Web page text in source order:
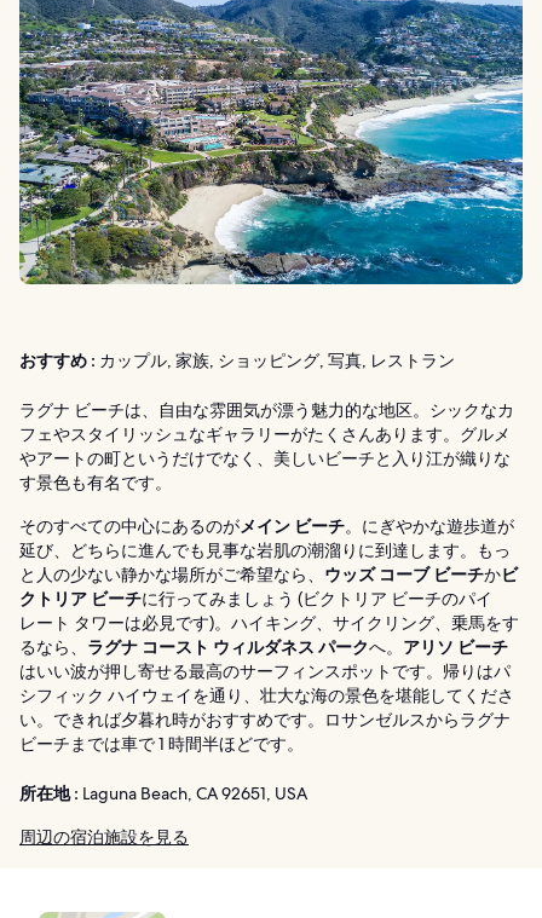
おすすめ : カップル, 家族, ショッピング, 写真, レストラン
ラグナ ビーチは、自由な雰囲気が漂う魅力的な地区。シックなカ
フェやスタイリッシュなギャラリーがたくさんあります。グルメ
やアートの町というだけでなく、美しいビーチと入り江が織りな
す景色も有名です。
そのすべての中心にあるのがメイン ビーチ。にぎやかな遊歩道が
延び、どちらに進んでも見事な岩肌の潮溜りに到達します。もっ
と人の少ない静かな場所がご希望なら、 ウッズ コーブ ビーチかビ
クトリア ビーチに行ってみましょう (ビクトリア ビーチのパイ
レート タワーは必見です)。ハイキング、サイクリング、乗馬をす
るなら、 ラグナ コースト ウィルダネス パークへ。 アリソ ビーチ
はいい波が押し寄せる最高のサーフィンスポットです。帰りはパ
シフィック ハイウェイを通り、壮大な海の景色を堪能してくださ
い。できれば夕暮れ時がおすすめです。ロサンゼルスからラグナ
ビーチまでは車で 1 時間半ほどです。
所在地 : Laguna Beach, CA 92651, USA
周辺の宿泊施設を見る